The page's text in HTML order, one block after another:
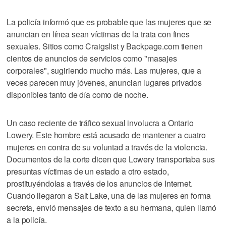
La policía informó que es probable que las mujeres que se
anuncian en línea sean víctimas de la trata con fines
sexuales. Sitios como Craigslist y Backpage.com tienen
cientos de anuncios de servicios como "masajes
corporales", sugiriendo mucho más. Las mujeres, que a
veces parecen muy jóvenes, anuncian lugares privados
disponibles tanto de día como de noche.
Un caso reciente de tráfico sexual involucra a Ontario
Lowery. Este hombre está acusado de mantener a cuatro
mujeres en contra de su voluntad a través de la violencia.
Documentos de la corte dicen que Lowery transportaba sus
presuntas víctimas de un estado a otro estado,
prostituyéndolas a través de los anuncios de Internet.
Cuando llegaron a Salt Lake, una de las mujeres en forma
secreta, envió mensajes de texto a su hermana, quien llamó
a la policía.